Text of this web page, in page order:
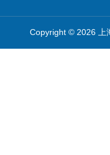
Copyright © 2026 上